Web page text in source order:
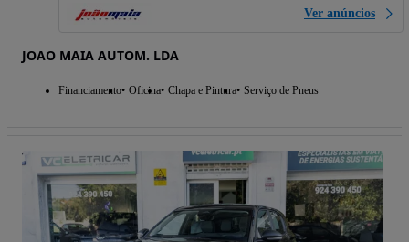
Ver anúncios
JOAO MAIA AUTOM. LDA
Financiamento Oficina Chapa e Pintura Serviço de Pneus